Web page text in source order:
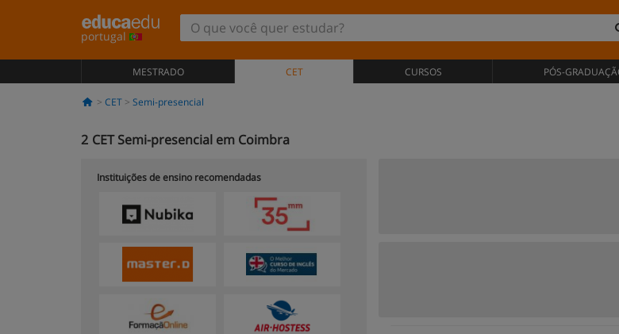
portugal
MESTRADO CET CURSOS PÓS-
CET Semi-presencial
2 CET Semi-presencial em Coimbra
Instituições de ensino recomendadas